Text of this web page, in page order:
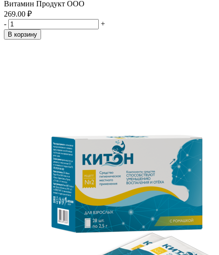
Витамин Продукт ООО
269.00 ₽
-
+
В корзину